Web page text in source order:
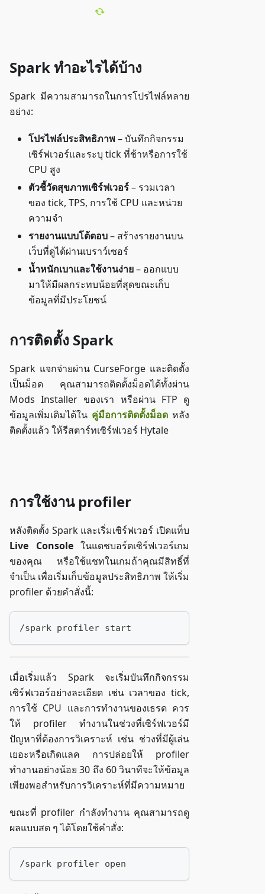
Spark ทำอะไรได้บ้าง
Spark มีความสามารถในการโปรไฟล์หลาย
อย่าง:
โปรไฟล์ประสิทธิภาพ – บันทึกกิจกรรม
เซิร์ฟเวอร์และระบุ tick ที่ช้าหรือการใช้
CPU สูง
ตัวชี้วัดสุขภาพเซิร์ฟเวอร์– รวมเวลา
ของ tick, TPS, การใช้ CPU และหน่วย
ความจำ
รายงานแบบโต้ตอบ– สร้างรายงานบน
เว็บที่ดูได้ผ่านเบราว์เซอร์
น้ำหนักเบาและใช้งานง่าย– ออกแบบ
มาให้มีผลกระทบน้อยที่สุดขณะเก็บ
ข้อมูลที่มีประโยชน์
การติดตั้ง Spark
Spark แจกจ่ายผ่าน CurseForge และติดตั้ง
เป็นม็อด คุณสามารถติดตั้งม็อดได้ทั้งผ่าน
Mods Installer ของเรา หรือผ่าน FTP ดู
ข้อมูลเพิ่มเติมได้ใน คู่มือการติดตั้งม็อด หลัง
ติดตั้งแล้ว ให้รีสตาร์ทเซิร์ฟเวอร์ Hytale
การใช้งาน profiler
หลังติดตั้ง Spark และเริ่มเซิร์ฟเวอร์ เปิดแท็บ
Live Consoleในแดชบอร์ดเซิร์ฟเวอร์เกม
ของคุณ หรือใช้แชทในเกมถ้าคุณมีสิทธิ์ที่
จำเป็น เพื่อเริ่มเก็บข้อมูลประสิทธิภาพ ให้เริ่ม
profiler ด้วยคำสั่งนี้:
/spark profiler start
เมื่อเริ่มแล้ว Spark จะเริ่มบันทึกกิจกรรม
เซิร์ฟเวอร์อย่างละเอียด เช่น เวลาของ tick,
การใช้ CPU และการทำงานของเธรด ควร
ให้ profiler ทำงานในช่วงที่เซิร์ฟเวอร์มี
ปัญหาที่ต้องการวิเคราะห์ เช่น ช่วงที่มีผู้เล่น
เยอะหรือเกิดแลค การปล่อยให้ profiler
ทำงานอย่างน้อย 30 ถึง 60 วินาทีจะให้ข้อมูล
เพียงพอสำหรับการวิเคราะห์ที่มีความหมาย
ขณะที่ profiler กำลังทำงาน คุณสามารถดู
ผลแบบสด ๆ ได้โดยใช้คำสั่ง:
/spark profiler open